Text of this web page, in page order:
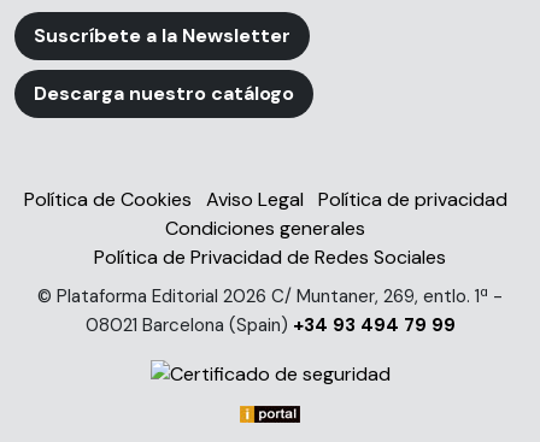
Suscríbete a la Newsletter
Descarga nuestro catálogo
Política de Cookies Aviso Legal
Política de privacidad
Condiciones generales
Política de Privacidad de Redes Sociales
© Plataforma Editorial 2026 C/ Muntaner, 269, entlo. 1ª -
08021 Barcelona (Spain) +34 93 494 79 99